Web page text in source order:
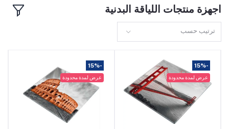
اجهزة منتجات اللياقة البدنية
ترتيب حسب
-15%
عرض لمدة محدودة
-15%
عرض لمدة محدودة